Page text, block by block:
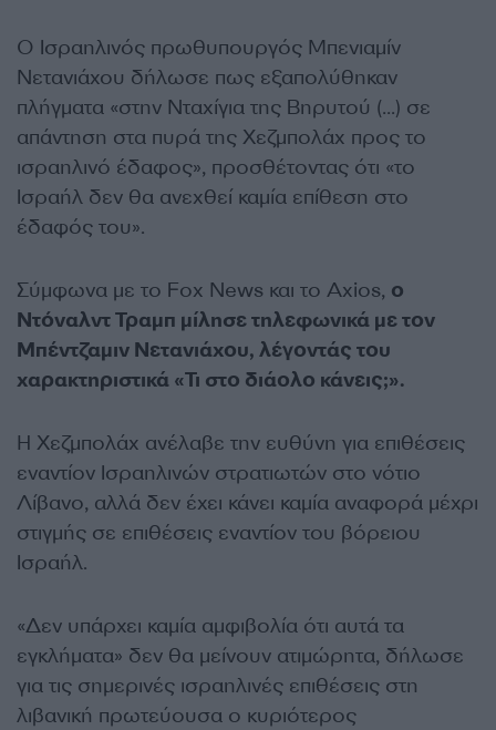
Ο Ισραηλινός πρωθυπουργός Μπενιαμίν
Νετανιάχου δήλωσε πως εξαπολύθηκαν
πλήγματα «στην Νταχίγια της Βηρυτού (…) σε
απάντηση στα πυρά της Χεζμπολάχ προς το
ισραηλινό έδαφος», προσθέτοντας ότι «το
Ισραήλ δεν θα ανεχθεί καμία επίθεση στο
έδαφός του».
Σύμφωνα με το Fox News και το Axios, ο
Ντόναλντ Τραμπ μίλησε τηλεφωνικά με τον
Μπέντζαμιν Νετανιάχου, λέγοντάς του
χαρακτηριστικά «Τι στο διάολο κάνεις;».
Η Χεζμπολάχ ανέλαβε την ευθύνη για επιθέσεις
εναντίον Ισραηλινών στρατιωτών στο νότιο
Λίβανο, αλλά δεν έχει κάνει καμία αναφορά μέχρι
στιγμής σε επιθέσεις εναντίον του βόρειου
Ισραήλ.
«Δεν υπάρχει καμία αμφιβολία ότι αυτά τα
εγκλήματα» δεν θα μείνουν ατιμώρητα, δήλωσε
για τις σημερινές ισραηλινές επιθέσεις στη
λιβανική πρωτεύουσα ο κυριότερος